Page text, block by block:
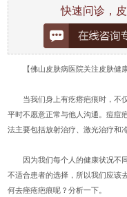
快速问诊，
【佛山皮肤病医院关注皮肤健康
当我们身上有疙瘩疤痕时，不仅
平时不愿意正常与他人沟通。痘痘
法主要包括放射治疗、激光治疗和
因为我们每个人的健康状况不同
不适合患者的选择，所以我们应该
何去痤疮疤痕呢？分析一下。